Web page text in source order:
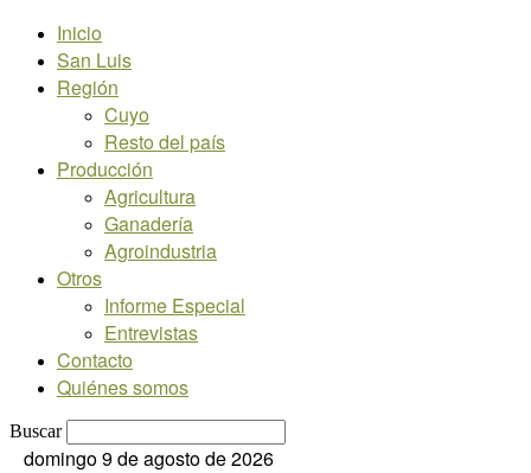
Inicio
San Luis
Región
Cuyo
Resto del país
Producción
Agricultura
Ganadería
Agroindustria
Otros
Informe Especial
Entrevistas
Contacto
Quiénes somos
Buscar
domingo 9 de agosto de 2026